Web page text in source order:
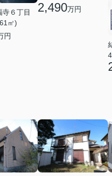
６丁目
㎡)
円
2,490万円